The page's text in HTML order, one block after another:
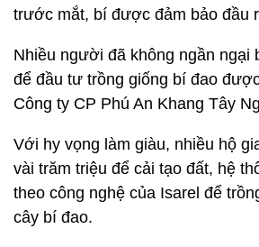
trước mắt, bí được đảm bảo đầu
Nhiều người đã không ngần ngại
để đầu tư trồng giống bí đao
Công ty CP Phú An Khang Tây
Với hy vọng làm giàu, nhiều hộ
vài trăm triệu để cải tạo đất, hệ
theo công nghệ của Isarel để
cây bí đao.